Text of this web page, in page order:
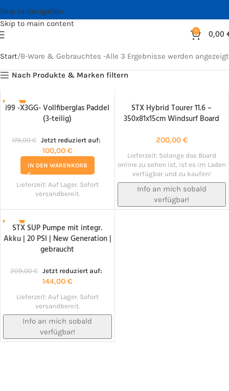
Skip to navigation
Skip to main content
0 0,00
Start B-Ware & Gebrauchtes -Alle 3 Ergebnisse werden angezeigt
Nach Produkte & Marken filtern
-44%
i99 -X3GG- Vollfiberglas Paddel
(3-teilig)
179,00€ Jetzt reduziert auf:
100,00€
IN DEN WARENKORB
Lieferzeit: Auf Lager. Sofort
versandbereit.
NACHBESTELLT!
STX Hybrid Tourer 11.6 –
350x81x15cm Windsurf Board
200,00 €
Lieferzeit: Solange das Board
online zu sehen ist, ist es im Laden
verfügbar und zu kaufen!
Info an mich sobald
verfügbar!
-31%
NACHBESTELLT!
STX SUP Pumpe mit integr.
Akku | 20 PSI | New Generation |
gebraucht
209,00€ Jetzt reduziert auf:
144,00€
Lieferzeit: Auf Lager. Sofort
versandbereit.
Info an mich sobald
verfügbar!